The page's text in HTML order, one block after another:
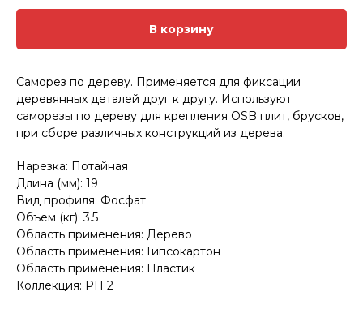
В корзину
Саморез по дереву. Применяется для фиксации
деревянных деталей друг к другу. Используют
саморезы по дереву для крепления OSB плит, брусков,
при сборе различных конструкций из дерева.
Нарезка: Потайная
Длина (мм): 19
Вид профиля: Фосфат
Объем (кг): 3.5
Область применения: Дерево
Область применения: Гипсокартон
Область применения: Пластик
Коллекция: PH 2